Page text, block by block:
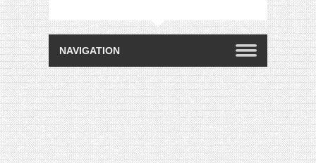
[VIDÉO] QUITOQUE #10 : MEAL PREP &
CONVIVIALITÉ
[VIDÉO] UNBOXING : LES MY LITTLE &
BIOTYFULL BOX DU MOIS D’AVRIL 2024
FEAT. AKILA
[VIDÉO] OBJECTIF POIDS SANTÉ #67 : L’AVIS
DES AUTRES, CE N’EST QUE LA VIE DES
AUTRES
[VIDÉO] UNBOXING : LES MY LITTLE &
BIOTYFULL BOX DES MOIS DE FÉVRIER ET